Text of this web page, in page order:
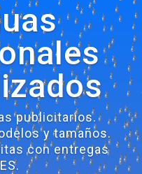
publicitarios.
y tamaños.
con entregas